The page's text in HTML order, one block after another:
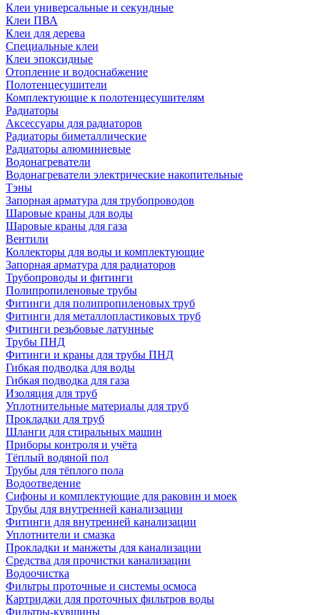
Клеи универсальные и секундные
Клеи ПВА
Клеи для дерева
Специальные клеи
Клеи эпоксидные
Отопление и водоснабжение
Полотенцесушители
Комплектующие к полотенцесушителям
Радиаторы
Аксессуары для радиаторов
Радиаторы биметаллические
Радиаторы алюминиевые
Водонагреватели
Водонагреватели электрические накопительные
Тэны
Запорная арматура для трубопроводов
Шаровые краны для воды
Шаровые краны для газа
Вентили
Коллекторы для воды и комплектующие
Запорная арматура для радиаторов
Трубопроводы и фитинги
Полипропиленовые трубы
Фитинги для полипропиленовых труб
Фитинги для металлопластиковых труб
Фитинги резьбовые латунные
Трубы ПНД
Фитинги и краны для трубы ПНД
Гибкая подводка для воды
Гибкая подводка для газа
Изоляция для труб
Уплотнительные материалы для труб
Прокладки для труб
Шланги для стиральных машин
Приборы контроля и учёта
Тёплый водяной пол
Трубы для тёплого пола
Водоотведение
Сифоны и комплектующие для раковин и моек
Трубы для внутренней канализации
Фитинги для внутренней канализации
Уплотнители и смазка
Прокладки и манжеты для канализации
Средства для прочистки канализации
Водоочистка
Фильтры проточные и системы осмоса
Картриджи для проточных фильтров воды
Фильтры-кувшины